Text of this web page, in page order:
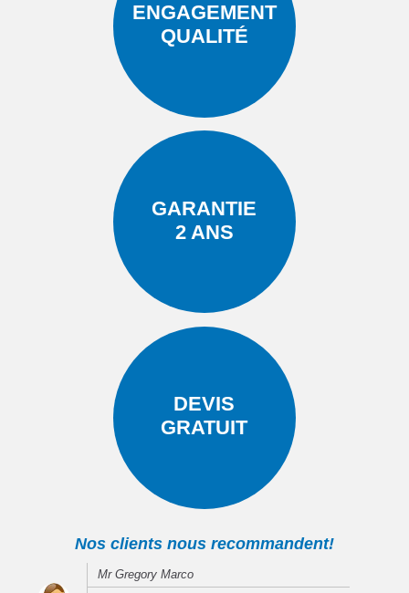
ENGAGEMENT
QUALITÉ
GARANTIE
2 ANS
DEVIS
GRATUIT
Nos clients nous recommandent!
Mr Gregory Marco